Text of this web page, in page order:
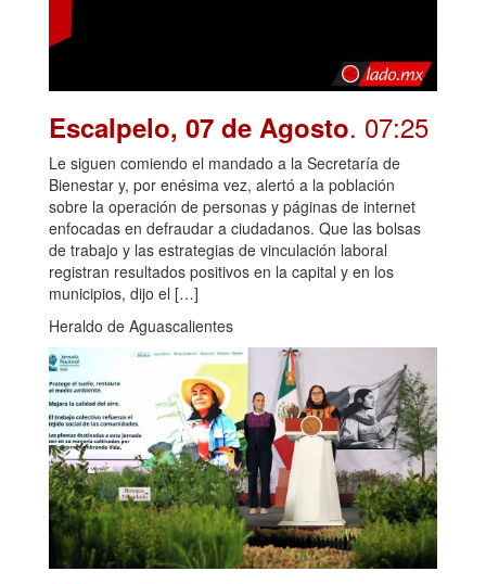
Escalpelo, 07 de Agosto. 07:25
Le siguen comiendo el mandado a la Secretaría de
Bienestar y, por enésima vez, alertó a la población
sobre la operación de personas y páginas de internet
enfocadas en defraudar a ciudadanos. Que las bolsas
de trabajo y las estrategias de vinculación laboral
registran resultados positivos en la capital y en los
municipios, dijo el […]
Heraldo de Aguascalientes